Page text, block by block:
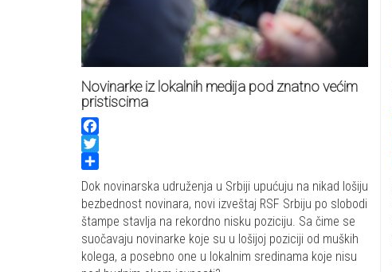
Novinarke iz lokalnih medija pod znatno većim
pristiscima
Facebook
Twitter
Share
Dok novinarska udruženja u Srbiji upućuju na nikad lošiju
bezbednost novinara, novi izveštaj RSF Srbiju po slobodi
štampe stavlja na rekordno nisku poziciju. Sa čime se
suočavaju novinarke koje su u lošijoj poziciji od muških
kolega, a posebno one u lokalnim sredinama koje nisu